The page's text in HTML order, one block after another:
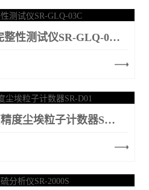
过滤器完整性测试仪SR-GLQ-03C
0.1um高精度尘埃粒子计数器SR-D01